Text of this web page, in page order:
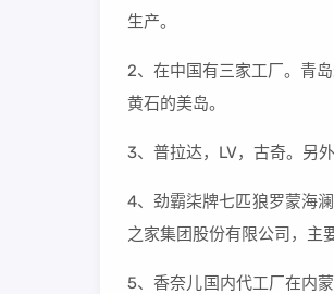
生产。
2、在中国有三家工厂。青
黄石的美岛。
3、普拉达，LV，古奇。另
4、劲霸柒牌七匹狼罗蒙海
之家集团股份有限公司，主
5、香奈儿国内代工厂在内